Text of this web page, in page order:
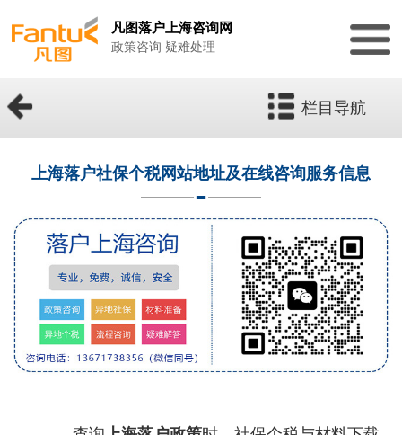
凡图落户上海咨询网
政策咨询 疑难处理
栏目导航
上海落户社保个税网站地址及在线咨询服务信息